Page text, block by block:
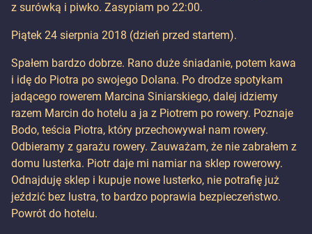
z surówką i piwko. Zasypiam po 22:00.
Piątek 24 sierpnia 2018 (dzień przed startem).
Spałem bardzo dobrze. Rano duże śniadanie, potem kawa
i idę do Piotra po swojego Dolana. Po drodze spotykam
jadącego rowerem Marcina Siniarskiego, dalej idziemy
razem Marcin do hotelu a ja z Piotrem po rowery. Poznaje
Bodo, teścia Piotra, który przechowywał nam rowery.
Odbieramy z garażu rowery. Zauważam, że nie zabrałem z
domu lusterka. Piotr daje mi namiar na sklep rowerowy.
Odnajduję sklep i kupuje nowe lusterko, nie potrafię już
jeździć bez lustra, to bardzo poprawia bezpieczeństwo.
Powrót do hotelu.